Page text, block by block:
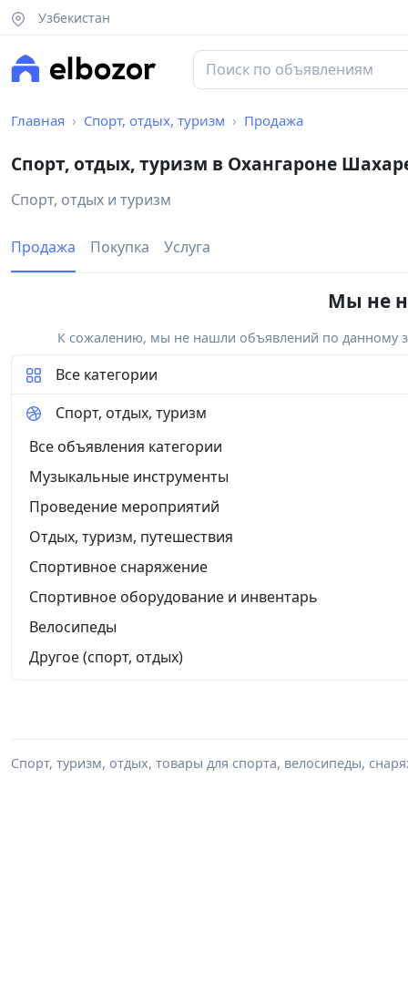
Узбекистан
Главная Спорт, отдых, туризм Продажа
Спорт, отдых, туризм в Охангароне
Спорт, отдых и туризм
Продажа Покупка Услуга
Мы не
К сожалению, мы не нашли объявлений по данному
Все категории
Спорт, отдых, туризм
Все объявления категории
Музыкальные инструменты
Проведение мероприятий
Отдых, туризм, путешествия
Спортивное снаряжение
Спортивное оборудование и инвентарь
Велосипеды
Другое (спорт, отдых)
Спорт, туризм, отдых, товары для спорта, велосипеды,